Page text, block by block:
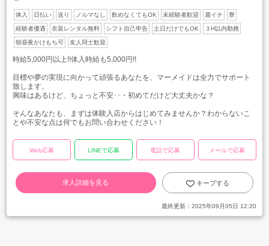
体入 日払い 送り ノルマなし 飲めなくてもOK 未経験者歓迎 週イチ 寮
経験者優遇 衣装レンタル無料 シフト自己申告 土日だけでもOK ３H以内勤務
朝昼夜かけもち可 友人同士歓迎
時給5,000円以上!!体入時給も5,000円!!
目標や夢の実現に向かって頑張るあなたを、マーメイドは全力でサポート
致します。
興味はあるけど、ちょっと不安･･・初めてだけど大丈夫かな？
そんなあなたも、まずは体験入店からはじめてみませんか？わからないこ
とや不安な点は何でもお問い合わせください！
Web応募 LINEで応募 電話で応募 メールで応募
求人詳細を見る キープする
最終更新： 2025年09月05日 12:20